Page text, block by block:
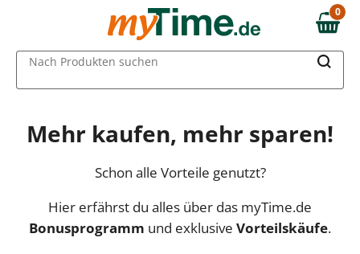
0,00 €
0
Nach Produkten suchen
Mehr kaufen, mehr sparen!
Schon alle Vorteile genutzt?
Hier erfährst du alles über das myTime.de
Bonusprogramm und exklusive Vorteilskäufe.